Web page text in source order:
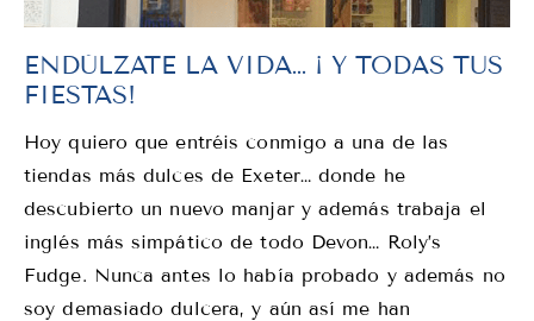
ENDÚLZATE LA VIDA… ¡ Y TODAS TUS
FIESTAS!
Hoy quiero que entréis conmigo a una de las
tiendas más dulces de Exeter… donde he
descubierto un nuevo manjar y además trabaja el
inglés más simpático de todo Devon… Roly’s
Fudge. Nunca antes lo había probado y además no
soy demasiado dulcera, y aún así me han